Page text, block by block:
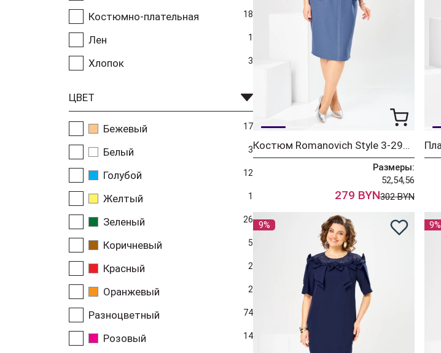
Костюмно-плательная 18
Лен 1
Хлопок 3
ЦВЕТ
Бежевый 17
Белый 3
Голубой 12
Желтый 1
Зеленый 26
Коричневый 5
Красный 2
Оранжевый 2
Разноцветный 74
Розовый 14
Костюм Romanovich Style 3-2914 джинс
Размеры:
52,54,56
279 BYN302 BYN
9% 9%